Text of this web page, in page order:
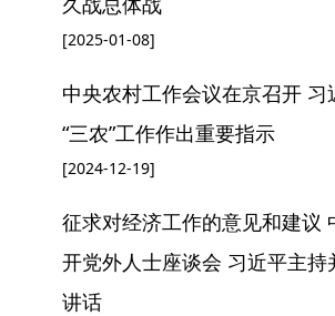
[2025-01-08]
中央农村工作会议在京召开 习
“三农”工作作出重要指示
[2024-12-19]
征求对经济工作的意见和建议
开党外人士座谈会 习近平主持
讲话